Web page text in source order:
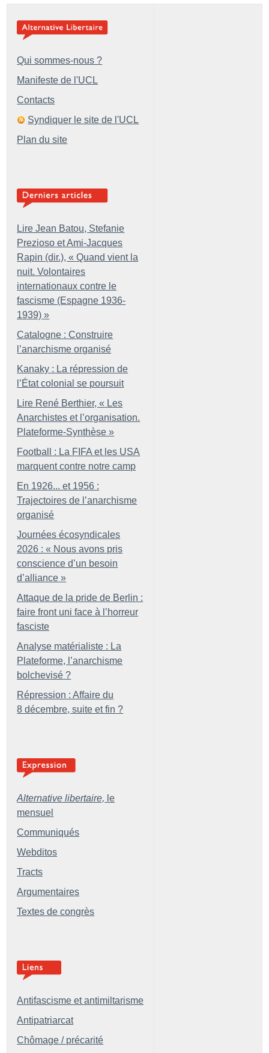
Qui sommes-nous ?
Manifeste de l'UCL
Contacts
Syndiquer le site de l'UCL
Plan du site
Lire Jean Batou, Stefanie
Prezioso et Ami-Jacques
Rapin (dir.), « Quand vient la
nuit. Volontaires
internationaux contre le
fascisme (Espagne 1936-
1939) »
Catalogne : Construire
l’anarchisme organisé
Kanaky : La répression de
l’État colonial se poursuit
Lire René Berthier, « Les
Anarchistes et l’organisation.
Plateforme-Synthèse »
Football : La FIFA et les USA
marquent contre notre camp
En 1926... et 1956 :
Trajectoires de l’anarchisme
organisé
Journées écosyndicales
2026 : « Nous avons pris
conscience d’un besoin
d’alliance »
Attaque de la pride de Berlin :
faire front uni face à l’horreur
fasciste
Analyse matérialiste : La
Plateforme, l’anarchisme
bolchevisé ?
Répression : Affaire du
8 décembre, suite et fin ?
Alternative libertaire, le
mensuel
Communiqués
Webditos
Tracts
Argumentaires
Textes de congrès
Antifascisme et antimiltarisme
Antipatriarcat
Chômage / précarité